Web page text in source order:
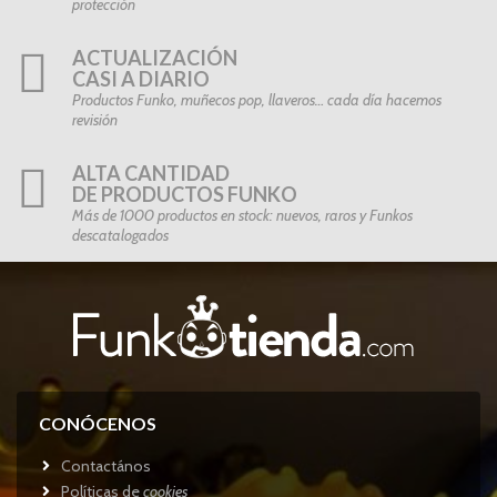
ACTUALIZACIÓN
CASI A DIARIO
Productos Funko, muñecos pop, llaveros… cada día hacemos
revisión
ALTA CANTIDAD
DE PRODUCTOS FUNKO
Más de 1000 productos en stock: nuevos, raros y Funkos
descatalogados
CONÓCENOS
Contactános
Políticas decookies